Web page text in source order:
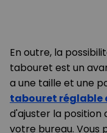
En outre, la
tabouret est un
a une taille et une
tabouret réglable
d'ajuster la
votre bureau. Vous